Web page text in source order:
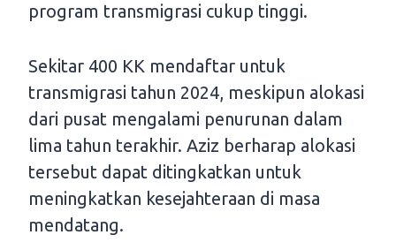
program transmigrasi cukup tinggi.
Sekitar 400 KK mendaftar untuk
transmigrasi tahun 2024, meskipun alokasi
dari pusat mengalami penurunan dalam
lima tahun terakhir. Aziz berharap alokasi
tersebut dapat ditingkatkan untuk
meningkatkan kesejahteraan di masa
mendatang.